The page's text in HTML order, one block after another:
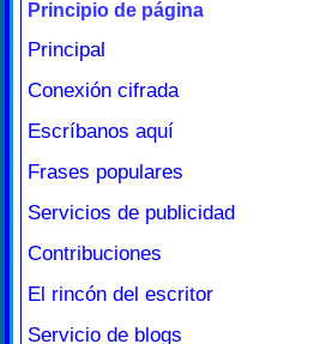
Principio de página
Principal
Conexión cifrada
Escríbanos aquí
Frases populares
Servicios de publicidad
Contribuciones
El rincón del escritor
Servicio de blogs